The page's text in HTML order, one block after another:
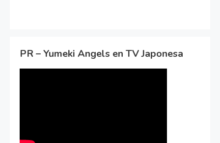
PR – Yumeki Angels en TV Japonesa